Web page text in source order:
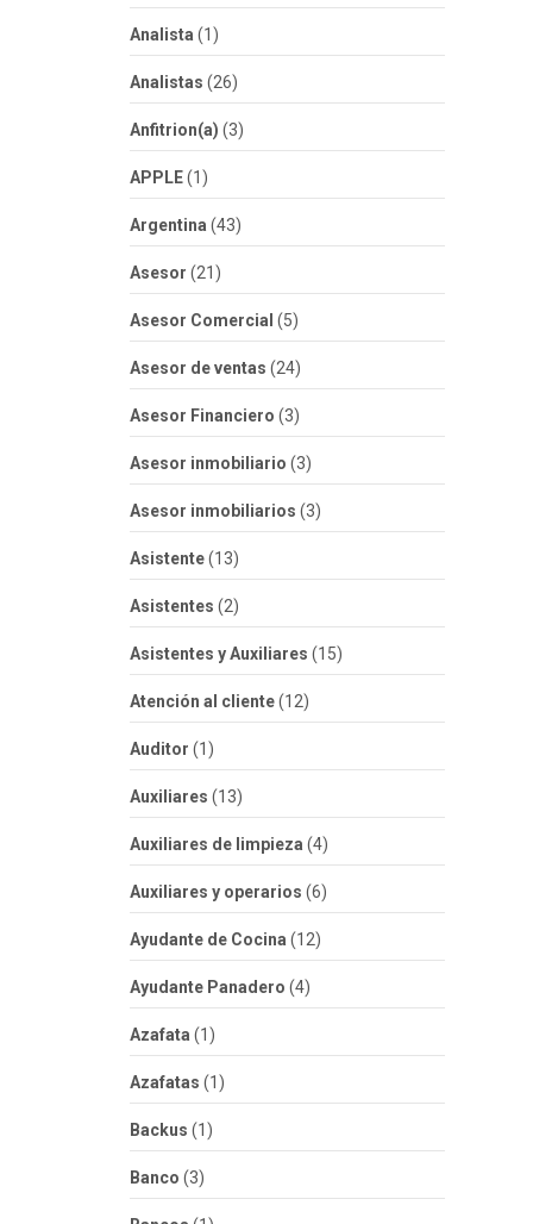
Analista (1)
Analistas (26)
Anfitrion(a) (3)
APPLE(1)
Argentina (43)
Asesor (21)
Asesor Comercial (5)
Asesor de ventas (24)
Asesor Financiero (3)
Asesor inmobiliario (3)
Asesor inmobiliarios (3)
Asistente(13)
Asistentes (2)
Asistentes y Auxiliares (15)
Atención al cliente(12)
Auditor (1)
Auxiliares (13)
Auxiliares de limpieza (4)
Auxiliares y operarios (6)
Ayudante de Cocina (12)
Ayudante Panadero (4)
Azafata (1)
Azafatas (1)
Backus (1)
Banco (3)